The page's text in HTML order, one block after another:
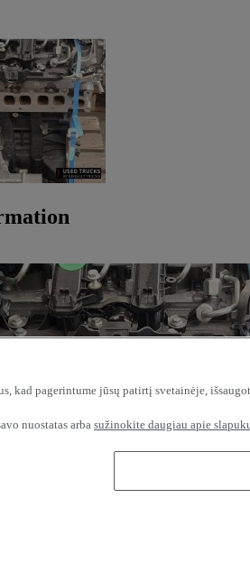
kad pagerintume jūsų patirtį svetainėje,
nuostatas arba sužinokite daugiau apie